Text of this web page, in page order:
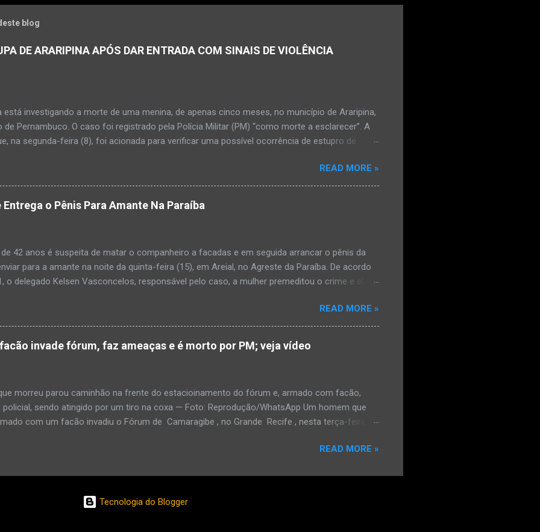
blog
DE ARARIPINA APÓS DAR ENTRADA COM SINAIS DE VIOLÊNCIA
está investigando a morte de uma menina, de apenas cinco meses, no município de Araripina,
de Pernambuco. O caso foi registrado pela Polícia Militar (PM) “como morte a esclarecer”. A
na segunda-feira (8), foi acionada para verificar uma possível ocorrência de estupro de
da PM mostra que, segundo informações passadas pela equipe médica, a vítima estava
de desidratação e desnutrição, além de apresentar ruptura anal e vaginal. Os pais
que a criança estava apresentando, desde sábado (6), alguns sinais de mal-estar. Segundo
pais só levaram a menina para UPA após uma piora no estado de saúde, na segunda-feira pela
O...
READ MORE »
o Pênis Para Amante Na Paraíba
42 anos é suspeita de matar o companheiro a facadas e em seguida arrancar o pênis da
para a amante na noite da quinta-feira (15), em Areial, no Agreste da Paraíba. De acordo
o delegado Kelsen Vasconcelos, responsável pelo caso, a mulher premeditou o crime e ela
manhã desta sexta-feira (16), que antes de cometer o crime, a suspeita também escreveu uma
para o filho mais velho, de 18 anos. “Na carta ela pede para que o filho mais velho, fruto
relacionamento, deixe os dois irmãos mais novos com parentes da família. Ela já havia
todo o crime”. Após matar o companheiro a facadas e cortar o pênis dele, a mulher ainda
READ MORE »
invade fórum, faz ameaças e é morto por PM; veja vídeo
morreu parou caminhão na frente do estacioinamento do fórum e, armado com facão,
policial, sendo atingido por um tiro na coxa — Foto: Reprodução/WhatsApp Um homem que
com um facão invadiu o Fórum de Camaragibe , no Grande Recife , nesta terça-feira
que já tinha sido preso por porte ilegal de armas, fez ameaças e tentou atingir o
em que o homem discute com o PM, no fórum. O caminhão está parado na frente do
Por meio de nota, a polícia informou que o Um homem que estava armado com um
o Fórum de homem, de 58 anos, chegou ao fórum em um caminhão. Ele usou o veículo
READ MORE »
Tecnologia do Blogger